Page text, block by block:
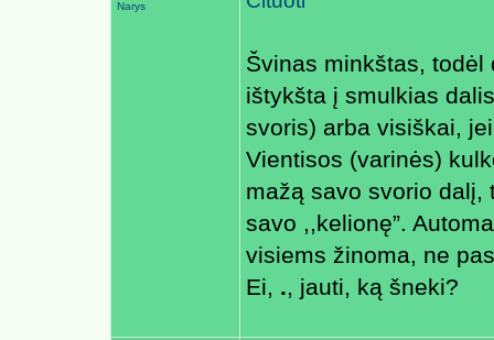
Narys
Švinas minkštas,
ištykšta į smulkias
svoris) arba visiškai,
Vientisos (varinės)
mažą savo svorio dalį,
savo ,,kelionę”.
visiems žinoma, ne
Ei, ., jauti, ką šneki?